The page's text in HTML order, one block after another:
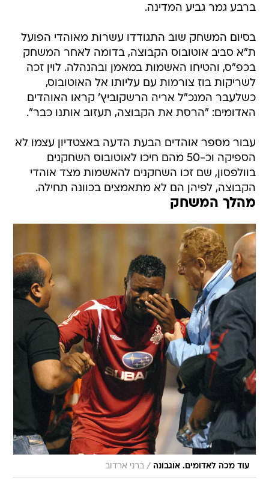
בסיום המשחק שוב התגודדו עשרות מאוהדי הפועל
בכפ"ס, והטיחו האשמות במאמן ובהנהלה. לוין זכה
לשריקות בוז צורמות עם עליותו אל האוטובוס,
כשלעבר המנכ"ל אריה הרשקוביץ' קראו האוהדים
האדומים: "הרסת את הקבוצה, תעזוב אותנו כבר".
עבור מספר אוהדים הבעת הדעה באצטדיון עצמו לא
בוולפסון, שם זכו השחקנים להאשמות מצד אוהדי
הקבוצה, לפיהן הם לא מתאמצים בכוונה תחילה.
מהלך המשחק
עוד מכה לאדומים. אוגבונה / ברני ארדוב
דקה 2- גול! שביט אלימלך לא הספיק להתחמם